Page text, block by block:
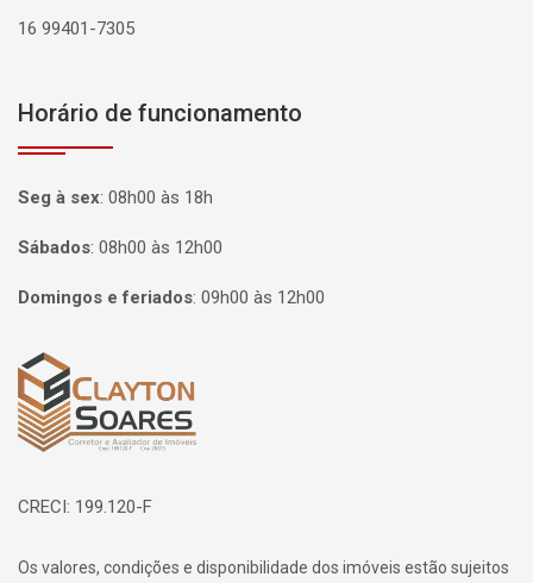
16 99401-7305
Horário de funcionamento
Seg à sex: 08h00 às 18h
Sábados: 08h00 às 12h00
Domingos e feriados: 09h00 às 12h00
Página inicial
CRECI: 199.120-F
Os valores, condições e disponibilidade dos imóveis estão sujeitos